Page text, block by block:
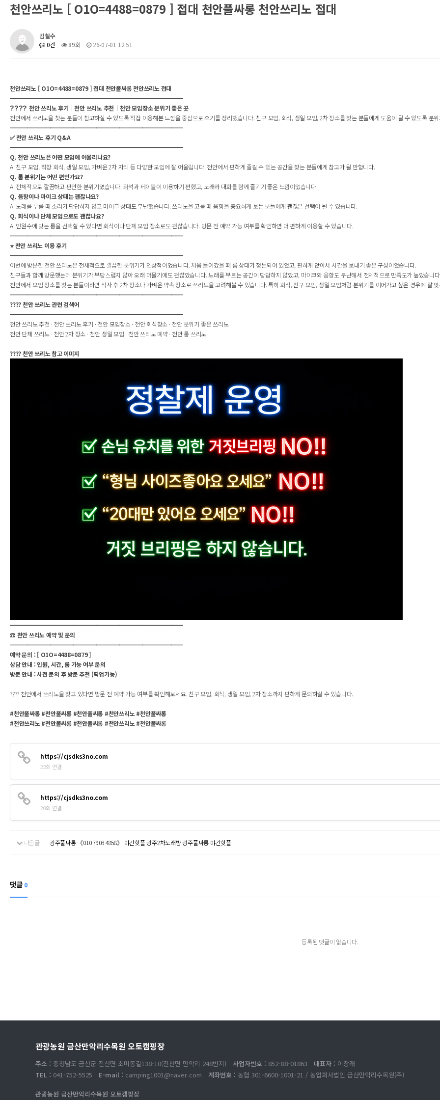
헤더설정
천안쓰리노 [ O1O=4488=0879 ] 접대 천안풀싸롱 천안쓰리노 접대
김철수
0건
89회 26-07-01 12:51
천안쓰리노 [ O1O=4488=0879 ] 접대 천안풀싸롱 천안쓰리노 접대
━━━━━━━━━━━━━━━━━━━━━━━━━━━━━━
???? 천안 쓰리노 후기｜천안 쓰리노 추천｜천안 모임장소 분위기 좋은 곳
천안에서 쓰리노을 찾는 분들이 참고하실 수 있도록 직접 이용해본 느낌을 중심으로 후기를 정리했습니다. 친구 모임, 회식, 생일 모임, 2차 장소를 찾는 분들에게 도움이 될 수 있도록 분
━━━━━━━━━━━━━━━━━━━━━━━━━━━━━━
✅ 천안 쓰리노 후기 Q&A
━━━━━━━━━━━━━━━━━━━━━━━━━━━━━━
Q. 천안 쓰리노은 어떤 모임에 어울리나요?
A. 친구 모임, 직장 회식, 생일 모임, 가벼운 2차 자리 등 다양한 모임에 잘 어울립니다. 천안에서 편하게 즐길 수 있는 공간을 찾는 분들에게 참고가 될 만합니다.
Q. 룸 분위기는 어떤 편인가요?
A. 전체적으로 깔끔하고 편안한 분위기였습니다. 좌석과 테이블이 이용하기 편했고, 노래와 대화를 함께 즐기기 좋은 느낌이었습니다.
Q. 음향이나 마이크 상태는 괜찮나요?
A. 노래를 부를 때 소리가 답답하지 않고 마이크 상태도 무난했습니다. 쓰리노을 고를 때 음향을 중요하게 보는 분들에게 괜찮은 선택이 될 수 있습니다.
Q. 회식이나 단체 모임으로도 괜찮나요?
A. 인원수에 맞는 룸을 선택할 수 있다면 회식이나 단체 모임 장소로도 괜찮습니다. 방문 전 예약 가능 여부를 확인하면 더 편하게 이용할 수 있습니다.
━━━━━━━━━━━━━━━━━━━━━━━━━━━━━━
⭐ 천안 쓰리노 이용 후기
━━━━━━━━━━━━━━━━━━━━━━━━━━━━━━
이번에 방문한 천안 쓰리노은 전체적으로 깔끔한 분위기가 인상적이었습니다. 처음 들어갔을 때 룸 상태가 정돈되어 있었고, 편하게 앉아서 시간을 보내기 좋은 구성이었습니다.
친구들과 함께 방문했는데 분위기가 부담스럽지 않아 오래 머물기에도 괜찮았습니다. 노래를 부르는 공간이 답답하지 않았고, 마이크와 음향도 무난해서 전체적으로 만족도가 높았습니
천안에서 모임 장소를 찾는 분들이라면 식사 후 2차 장소나 가벼운 약속 장소로 쓰리노을 고려해볼 수 있습니다. 특히 회식, 친구 모임, 생일 모임처럼 분위기를 이어가고 싶은 경우에 잘
━━━━━━━━━━━━━━━━━━━━━━━━━━━━━━
???? 천안 쓰리노 관련 검색어
━━━━━━━━━━━━━━━━━━━━━━━━━━━━━━
천안 쓰리노 추천 · 천안 쓰리노 후기 · 천안 모임장소 · 천안 회식장소 · 천안 분위기 좋은 쓰리노
천안 단체 쓰리노 · 천안 2차 장소 · 천안 생일 모임 · 천안 쓰리노 예약 · 천안 룸 쓰리노
???? 천안 쓰리노 참고 이미지
━━━━━━━━━━━━━━━━━━━━━━━━━━━━━━
☎️ 천안 쓰리노 예약 및 문의
━━━━━━━━━━━━━━━━━━━━━━━━━━━━━━
예약 문의 : [ O1O=4488=0879 ]
상담 안내 : 인원, 시간, 룸 가능 여부 문의
방문 안내 : 사전 문의 후 방문 추천 (픽업가능)
???? 천안에서 쓰리노을 찾고 있다면 방문 전 예약 가능 여부를 확인해보세요. 친구 모임, 회식, 생일 모임, 2차 장소까지 편하게 문의하실 수 있습니다.
#천안풀싸롱 #천안풀싸롱 #천안풀싸롱 #천안쓰리노 #천안풀싸롱
#천안쓰리노 #천안풀싸롱 #천안풀싸롱 #천안쓰리노 #천안풀싸롱
https://cjsdks3no.com
22회 연결
https://cjsdks3no.com
20회 연결
다음글 광주풀싸롱 《010 7903 4858》 야간핫플 광주2차노래뱡 광주풀싸롱 야간핫플
댓글 0
등록된 댓글이 없습니다.
관광농원 금산만악리수목원 오토캠핑장
주소 : 충청남도 금산군 진산면 초미동길138-10(진산면 만악리 248번지) 사업자번호 : 852-88-01863 대표자 : 이창래
TEL : 041-752-5525 E-mail : camping1001@naver.com 계좌번호 : 농협 301-6600-1001-21 / 농업회사법인 금산만악리수목원(주)
관광농원 금산만악리수목원 오토캠핑장